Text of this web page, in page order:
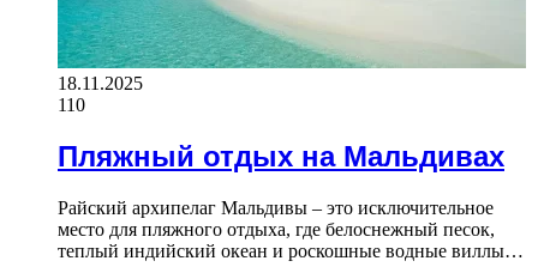
18.11.2025
110
Пляжный отдых на Мальдивах
Райский архипелаг Мальдивы – это исключительное
место для пляжного отдыха, где белоснежный песок,
теплый индийский океан и роскошные водные виллы…